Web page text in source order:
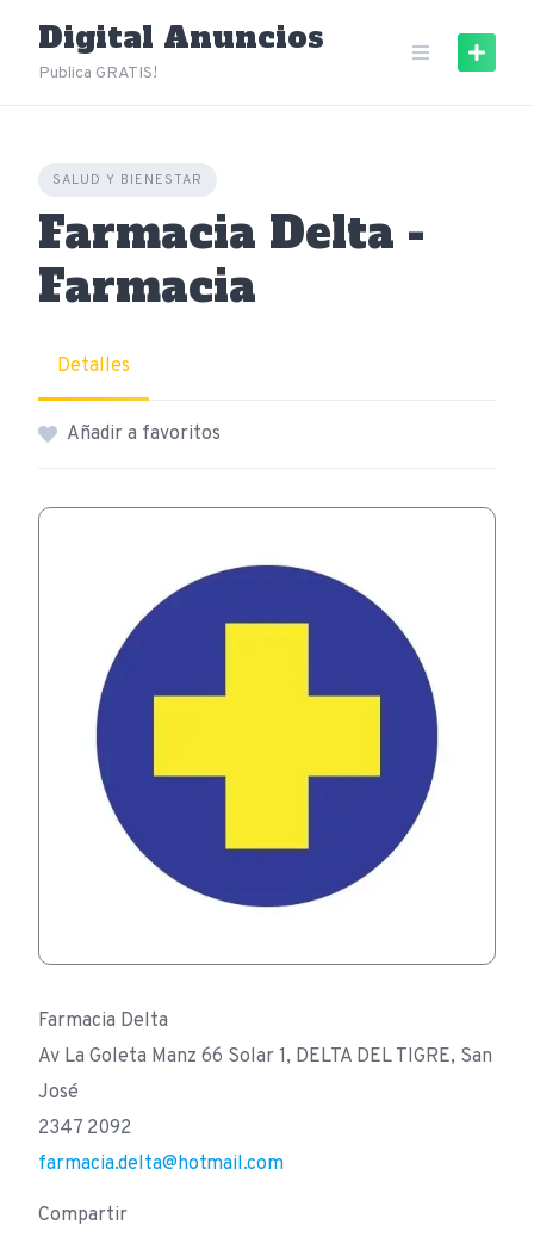
content
Digital Anuncios
Publica GRATIS!
SALUD Y BIENESTAR
Farmacia Delta -
Farmacia
Detalles
Añadir a favoritos
Farmacia Delta
Av La Goleta Manz 66 Solar 1, DELTA DEL TIGRE, San
José
2347 2092
farmacia.delta@hotmail.com
Compartir